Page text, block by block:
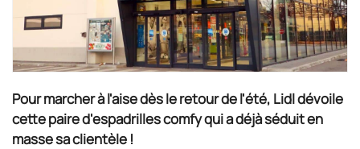
Pour marcher à l'aise dès le retour de l'été, Lidl dévoile
cette paire d'espadrilles comfy qui a déjà séduit en
masse sa clientèle !